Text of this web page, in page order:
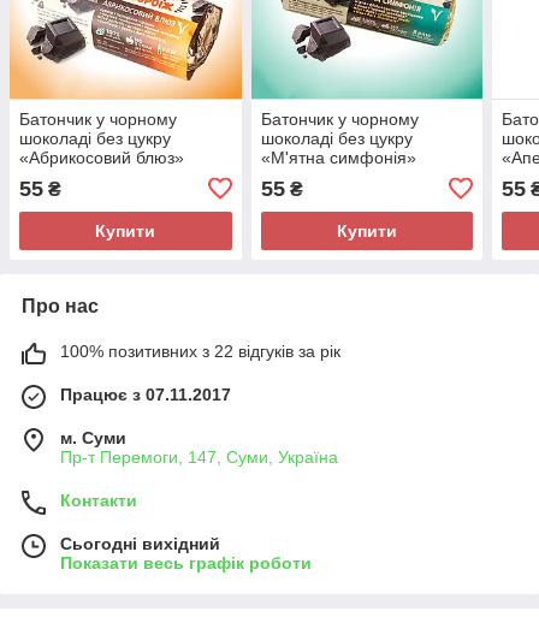
Батончик у чорному
шоколаді без цукру
«Абрикосовий блюз»
55 ₴
Купити
Батончик у чорному
шоколаді без цукру
«М'ятна симфонія»
55₴
Купити
55
Про нас
100% позитивних з 22 відгуків за рік
Працює з 07.11.2017
м. Суми
Пр-т Перемоги, 147, Суми, Україна
Контакти
Сьогодні вихідний
Показати весь графік роботи